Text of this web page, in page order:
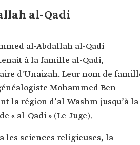
al-Qadi
al-Abdallah al-Qadi
à la famille al-Qadi,
d'Unaizah. Leur nom de
Mohammed Ben
la région d’al-Washm jusqu’à la
« al-Qadi » (Le Juge).
les sciences religieuses, la